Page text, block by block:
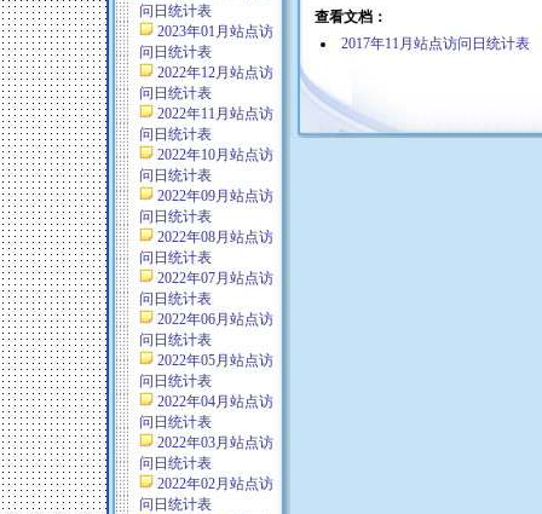
问日统计表
2023年01月站点访
问日统计表
2022年12月站点访
问日统计表
2022年11月站点访
问日统计表
2022年10月站点访
问日统计表
2022年09月站点访
问日统计表
2022年08月站点访
问日统计表
2022年07月站点访
问日统计表
2022年06月站点访
问日统计表
2022年05月站点访
问日统计表
2022年04月站点访
问日统计表
2022年03月站点访
问日统计表
2022年02月站点访
问日统计表
查看文档：
2017年11月站点访问日统计表